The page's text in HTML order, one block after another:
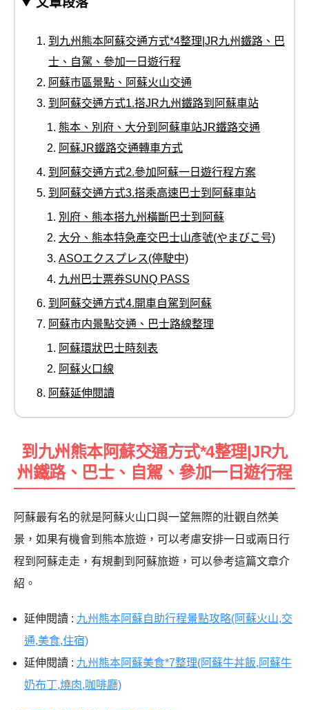
到九州熊本阿蘇交通方式*4整理|JR九州鐵路、巴
士、自駕、參加一日遊行程
阿蘇市區景點、阿蘇火山交通
到阿蘇交通方式1.搭JR九州鐵路到阿蘇車站
熊本、別府、大分到阿蘇車站JR鐵路交通
阿蘇JR鐵路交通轉車方式
到阿蘇交通方式2.參加阿蘇一日遊行程方案
到阿蘇交通方式3.搭乘高速巴士到阿蘇車站
別府、熊本搭九州橫斷巴士到阿蘇
大分、熊本特急產交巴士山彥號(やまびこ号)
ASOエクスプレス(停駛中)
九州巴士票券SUNQ PASS
到阿蘇交通方式4.開車自駕到阿蘇
阿蘇市内景點交通、巴士路線整理
阿蘇環狀巴士時刻表
阿蘇火口線
阿蘇延伸閱讀
到九州熊本阿蘇交通方式*4整理|JR九
州鐵路、巴士、自駕、參加一日遊行程
阿蘇最有名的就是阿蘇火山口與一望無際的壯觀自然美
景，如果有機會到熊本旅遊，可以考慮安排一日或兩日行
程到阿蘇走走，有規劃到阿蘇旅遊，可以參考這篇文章介
紹。
延伸閱讀 : 九州熊本阿蘇自助行程景點攻略(阿蘇火山,交
通,美食,住宿)
延伸閱讀 : 九州熊本阿蘇美食*7整理(阿蘇牛丼飯,阿蘇牛
奶布丁,燒肉,咖啡廳)